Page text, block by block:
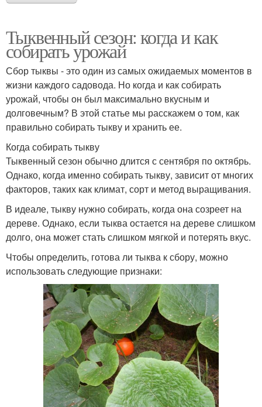
Тыквенный сезон: когда и как
собирать урожай
Сбор тыквы - это один из самых ожидаемых моментов в
жизни каждого садовода. Но когда и как собирать
урожай, чтобы он был максимально вкусным и
долговечным? В этой статье мы расскажем о том, как
правильно собирать тыкву и хранить ее.
Когда собирать тыкву
Тыквенный сезон обычно длится с сентября по октябрь.
Однако, когда именно собирать тыкву, зависит от многих
факторов, таких как климат, сорт и метод выращивания.
В идеале, тыкву нужно собирать, когда она созреет на
дереве. Однако, если тыква остается на дереве слишком
долго, она может стать слишком мягкой и потерять вкус.
Чтобы определить, готова ли тыква к сбору, можно
использовать следующие признаки: